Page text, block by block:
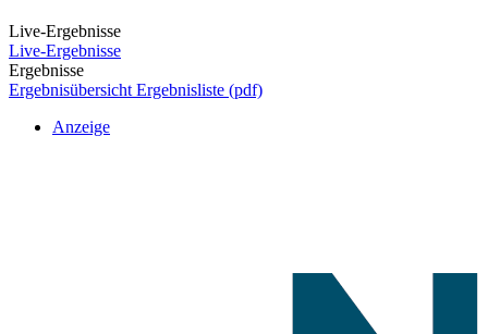
Live-Ergebnisse
Live-Ergebnisse
Ergebnisse
Ergebnisübersicht Ergebnisliste (pdf)
Anzeige